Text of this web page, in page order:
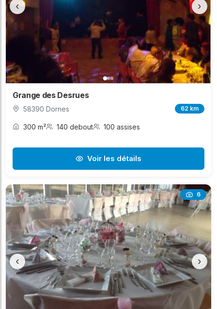
‹ ›
Grange des Desrues
58390 Dornes 62 km
300 m² 140 debout 100 assises
Voir les détails
6
‹ ›